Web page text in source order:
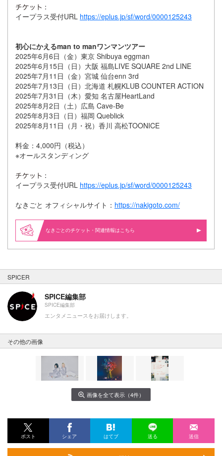
：
イープラス受付URL https://eplus.jp/sf/word/0000125243
初心にかえるman to manワンマンツアー
2025年6月6日（金）東京 Shibuya eggman
2025年6月15日（日）大阪 福島LIVE SQUARE 2nd LINE
2025年7月11日（金）宮城 仙台enn 3rd
2025年7月13日（日）北海道 札幌KLUB COUNTER ACTION
2025年7月31日（木）愛知 名古屋HeartLand
2025年8月2日（土）広島 Cave-Be
2025年8月3日（日）福岡 Queblick
2025年8月11日（月・祝）香川 高松TOONICE
料金：4,000円（税込）
※オールスタンディング
：
イープラス受付URL https://eplus.jp/sf/word/0000125243
なきごと オフィシャルサイト： https://nakigoto.com/
なきごとの ・関連情報はこちら
SPICER
SPICE編集部
SPICE編集部
エンタメニュースをお届けします。
その他の画像
画像を全て表示（4件）
ポスト シェア はてブ 送る 送信